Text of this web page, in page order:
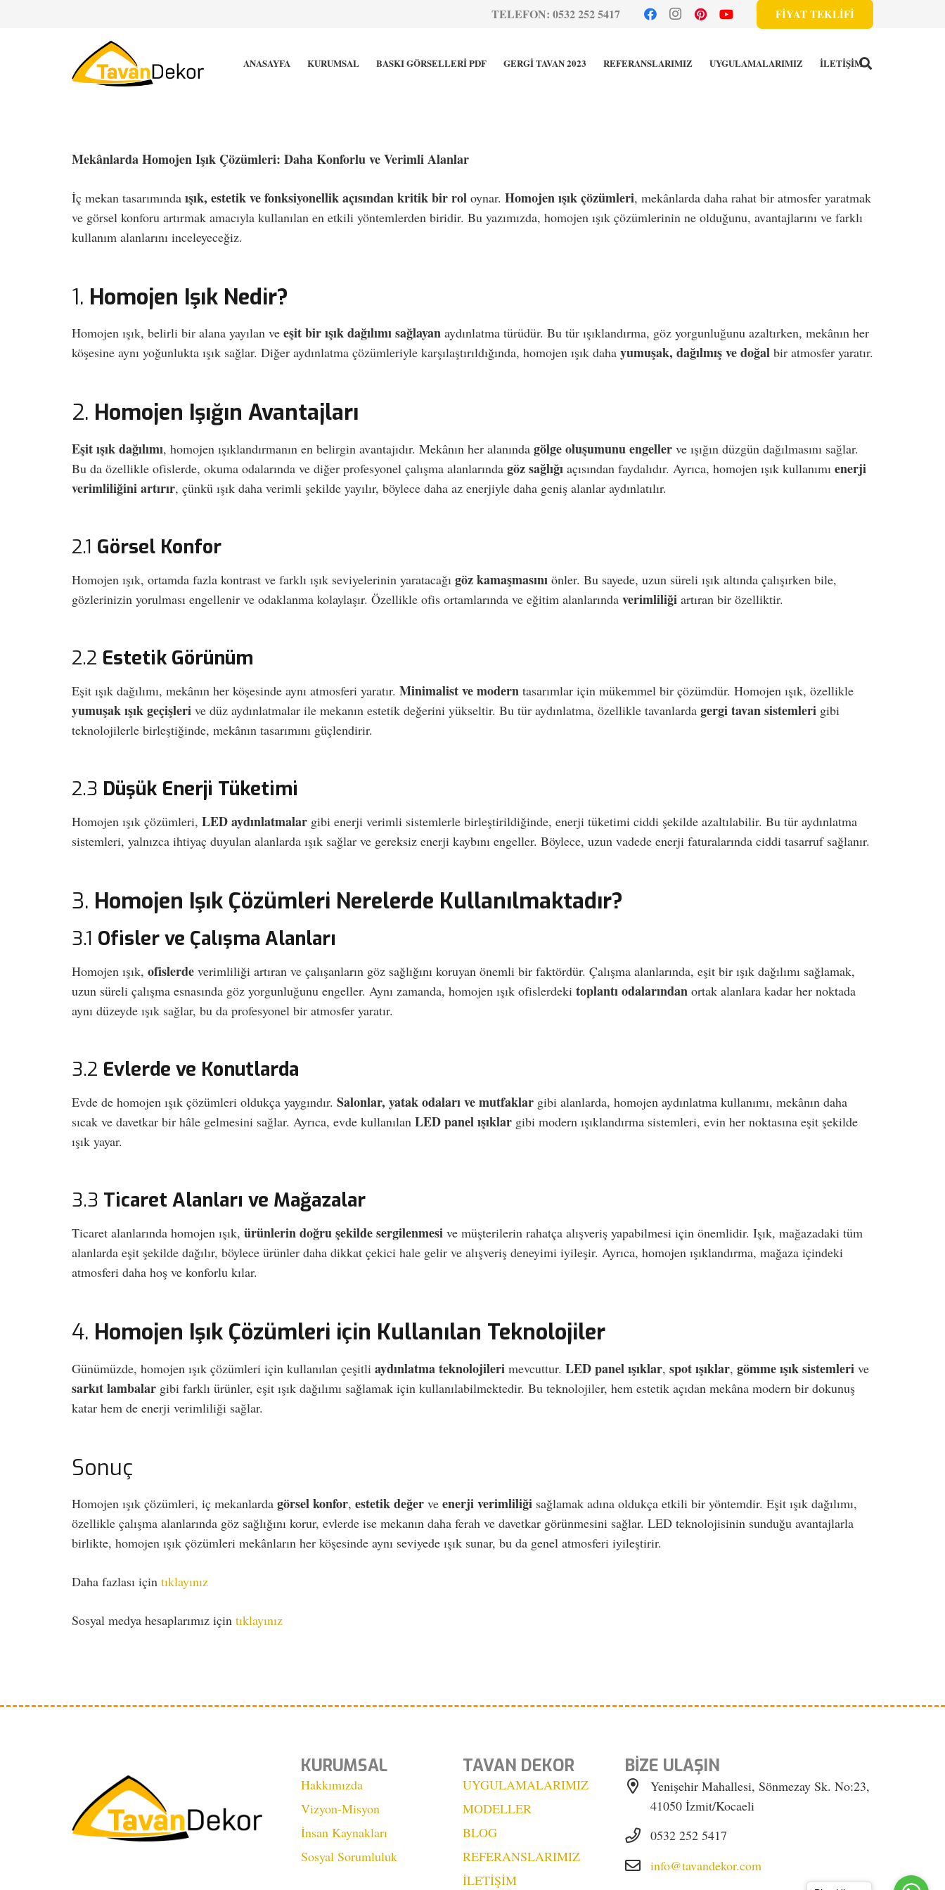
TELEFON: 0532 252 5417 FİYAT TEKLİFİ
ANASAYFA KURUMSAL BASKI GÖRSELLERİ PDF GERGİ TAVAN 2023 REFERANSLARIMIZ UYGULAMALARIMIZ İLETİŞİM
Mekânlarda Homojen Işık Çözümleri: Daha Konforlu ve Verimli Alanlar
İç mekan tasarımında ışık, estetik ve fonksiyonellik açısından kritik bir rol oynar. Homojen ışık çözümleri, mekânlarda daha rahat bir atmosfer yaratmak
ve görsel konforu artırmak amacıyla kullanılan en etkili yöntemlerden biridir. Bu yazımızda, homojen ışık çözümlerinin ne olduğunu, avantajlarını ve farklı
kullanım alanlarını inceleyeceğiz.
1. Homojen Işık Nedir?
Homojen ışık, belirli bir alana yayılan ve eşit bir ışık dağılımı sağlayan aydınlatma türüdür. Bu tür ışıklandırma, göz yorgunluğunu azaltırken, mekânın her
köşesine aynı yoğunlukta ışık sağlar. Diğer aydınlatma çözümleriyle karşılaştırıldığında, homojen ışık daha yumuşak, dağılmış ve doğal bir atmosfer yaratır.
2. Homojen Işığın Avantajları
Eşit ışık dağılımı, homojen ışıklandırmanın en belirgin avantajıdır. Mekânın her alanında gölge oluşumunu engeller ve ışığın düzgün dağılmasını sağlar.
Bu da özellikle ofislerde, okuma odalarında ve diğer profesyonel çalışma alanlarında göz sağlığı açısından faydalıdır. Ayrıca, homojen ışık kullanımı enerji
verimliliğini artırır, çünkü ışık daha verimli şekilde yayılır, böylece daha az enerjiyle daha geniş alanlar aydınlatılır.
2.1 Görsel Konfor
Homojen ışık, ortamda fazla kontrast ve farklı ışık seviyelerinin yaratacağı göz kamaşmasını önler. Bu sayede, uzun süreli ışık altında çalışırken bile,
gözlerinizin yorulması engellenir ve odaklanma kolaylaşır. Özellikle ofis ortamlarında ve eğitim alanlarında verimliliği artıran bir özelliktir.
2.2 Estetik Görünüm
Eşit ışık dağılımı, mekânın her köşesinde aynı atmosferi yaratır. Minimalist ve modern tasarımlar için mükemmel bir çözümdür. Homojen ışık, özellikle
yumuşak ışık geçişleri ve düz aydınlatmalar ile mekanın estetik değerini yükseltir. Bu tür aydınlatma, özellikle tavanlarda gergi tavan sistemleri gibi
teknolojilerle birleştiğinde, mekânın tasarımını güçlendirir.
2.3 Düşük Enerji Tüketimi
Homojen ışık çözümleri, LED aydınlatmalar gibi enerji verimli sistemlerle birleştirildiğinde, enerji tüketimi ciddi şekilde azaltılabilir. Bu tür aydınlatma
sistemleri, yalnızca ihtiyaç duyulan alanlarda ışık sağlar ve gereksiz enerji kaybını engeller. Böylece, uzun vadede enerji faturalarında ciddi tasarruf sağlanır.
3. Homojen Işık Çözümleri Nerelerde Kullanılmaktadır?
3.1 Ofisler ve Çalışma Alanları
Homojen ışık, ofislerde verimliliği artıran ve çalışanların göz sağlığını koruyan önemli bir faktördür. Çalışma alanlarında, eşit bir ışık dağılımı sağlamak,
uzun süreli çalışma esnasında göz yorgunluğunu engeller. Aynı zamanda, homojen ışık ofislerdeki toplantı odalarından ortak alanlara kadar her noktada
aynı düzeyde ışık sağlar, bu da profesyonel bir atmosfer yaratır.
3.2 Evlerde ve Konutlarda
Evde de homojen ışık çözümleri oldukça yaygındır. Salonlar, yatak odaları ve mutfaklar gibi alanlarda, homojen aydınlatma kullanımı, mekânın daha
sıcak ve davetkar bir hâle gelmesini sağlar. Ayrıca, evde kullanılan LED panel ışıklar gibi modern ışıklandırma sistemleri, evin her noktasına eşit şekilde
ışık yayar.
3.3 Ticaret Alanları ve Mağazalar
Ticaret alanlarında homojen ışık, ürünlerin doğru şekilde sergilenmesi ve müşterilerin rahatça alışveriş yapabilmesi için önemlidir. Işık, mağazadaki tüm
alanlarda eşit şekilde dağılır, böylece ürünler daha dikkat çekici hale gelir ve alışveriş deneyimi iyileşir. Ayrıca, homojen ışıklandırma, mağaza içindeki
atmosferi daha hoş ve konforlu kılar.
4. Homojen Işık Çözümleri için Kullanılan Teknolojiler
Günümüzde, homojen ışık çözümleri için kullanılan çeşitli aydınlatma teknolojileri mevcuttur. LED panel ışıklar, spot ışıklar, gömme ışık sistemleri ve
sarkıt lambalar gibi farklı ürünler, eşit ışık dağılımı sağlamak için kullanılabilmektedir. Bu teknolojiler, hem estetik açıdan mekâna modern bir dokunuş
katar hem de enerji verimliliği sağlar.
Sonuç
Homojen ışık çözümleri, iç mekanlarda görsel konfor, estetik değer ve enerji verimliliği sağlamak adına oldukça etkili bir yöntemdir. Eşit ışık dağılımı,
özellikle çalışma alanlarında göz sağlığını korur, evlerde ise mekanın daha ferah ve davetkar görünmesini sağlar. LED teknolojisinin sunduğu avantajlarla
birlikte, homojen ışık çözümleri mekânların her köşesinde aynı seviyede ışık sunar, bu da genel atmosferi iyileştirir.
Daha fazlası için tıklayınız
Sosyal medya hesaplarımız için tıklayınız
KURUMSAL
Hakkımızda
Vizyon-Misyon
İnsan Kaynakları
Sosyal Sorumluluk
TAVAN DEKOR
UYGULAMALARIMIZ
MODELLER
BLOG
REFERANSLARIMIZ
İLETİŞİM
BİZE ULAŞIN
Yenişehir Mahallesi, Sönmezay Sk. No:23,
41050 İzmit/Kocaeli
0532 252 5417
info@tavandekor.com